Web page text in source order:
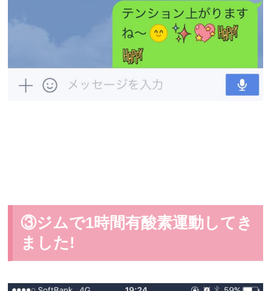
③ジムで1時間有酸素運動してき
ました!